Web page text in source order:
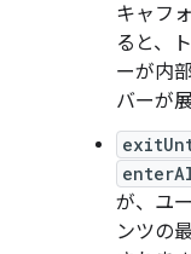
キャフ
ると、
ーが内
バーが
が、ユ
ンツの